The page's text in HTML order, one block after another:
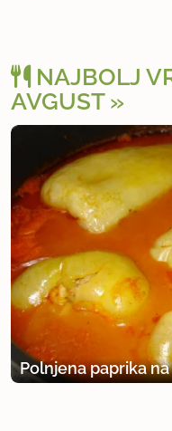
NAJBOLJ
AVGUST
Polnjena paprika